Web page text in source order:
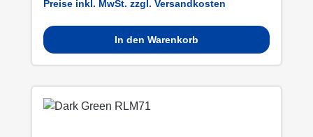
Preise inkl. MwSt. zzgl. Versandkosten
In den Warenkorb